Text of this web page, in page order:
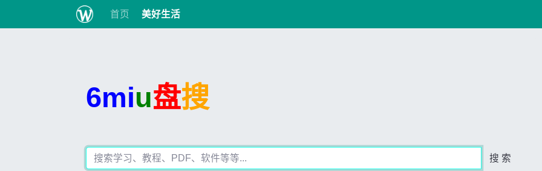
首页 美好生活
6miu盘搜
搜 索